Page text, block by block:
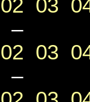
02 03
–
02 03
–